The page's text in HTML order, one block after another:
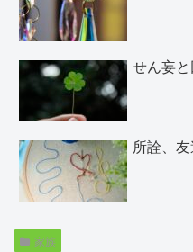
せん妄
所詮、
家族